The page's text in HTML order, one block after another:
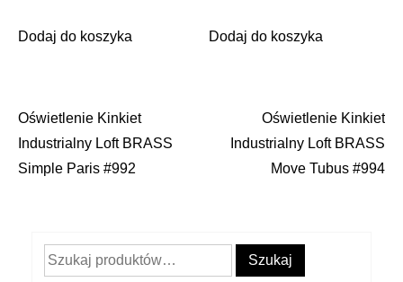
Dodaj do koszyka Dodaj do koszyka
Nawigacja
wpisu
Oświetlenie Kinkiet
Industrialny Loft BRASS
Simple Paris #992
Oświetlenie Kinkiet
Industrialny Loft BRASS
Move Tubus #994
Szukaj: Szukaj